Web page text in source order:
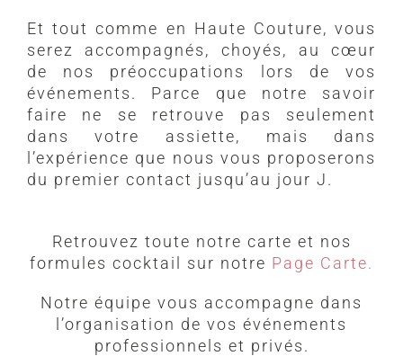
Et tout comme en Haute Couture, vous
serez accompagnés, choyés, au cœur
de nos préoccupations lors de vos
événements. Parce que notre savoir
faire ne se retrouve pas seulement
dans votre assiette, mais dans
l’expérience que nous vous proposerons
du premier contact jusqu’au jour J.
Retrouvez toute notre carte et nos
formules cocktail sur notre Page Carte.
Notre équipe vous accompagne dans
l’organisation de vos événements
professionnels et privés.